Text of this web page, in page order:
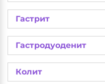
Гастрит
Гастродуоденит
Колит